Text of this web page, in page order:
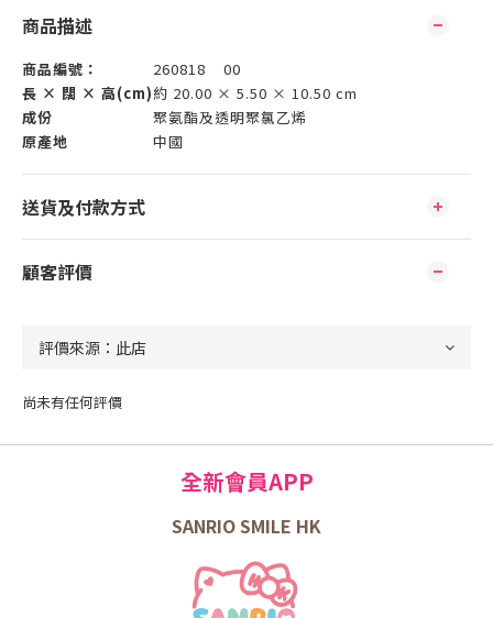
商品描述
商品編號：
260818 00
長 × 闊 × 高(cm)約 20.00 × 5.50 × 10.50 cm
成份
聚氨酯及透明聚氯乙烯
原產地
中國
送貨及付款方式
顧客評價
尚未有任何評價
全新會員APP
SANRIO SMILE HK